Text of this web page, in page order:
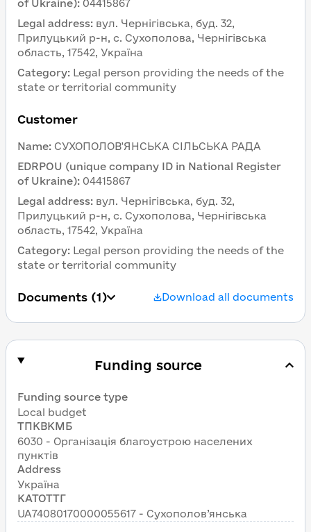
of Ukraine): 04415867
Legal address: вул. Чернігівська, буд. 32,
Прилуцький р-н, с. Сухополова, Чернігівська
область, 17542, Україна
Category: Legal person providing the needs of the
state or territorial community
Customer
Name: СУХОПОЛОВ'ЯНСЬКА СІЛЬСЬКА РАДА
EDRPOU (unique company ID in National Register
of Ukraine): 04415867
Legal address: вул. Чернігівська, буд. 32,
Прилуцький р-н, с. Сухополова, Чернігівська
область, 17542, Україна
Category: Legal person providing the needs of the
state or territorial community
Documents (1) Download all documents
Funding source
Funding source type
Local budget
ТПКВКМБ
6030 - Організація благоустрою населених
пунктів
Address
Україна
КАТОТТГ
UA74080170000055617 - Сухополов’янська